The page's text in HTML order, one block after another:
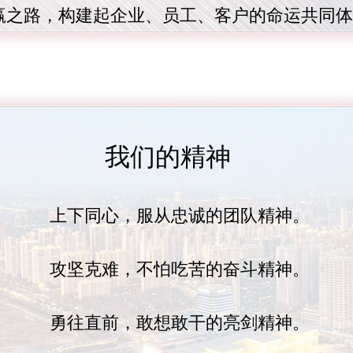
之路，构建起企业、员工、客户的命运共同
我们的精神
上下同心，服从忠诚的团队精神。
攻坚克难，不怕吃苦的奋斗精神。
勇往直前，敢想敢干的亮剑精神。